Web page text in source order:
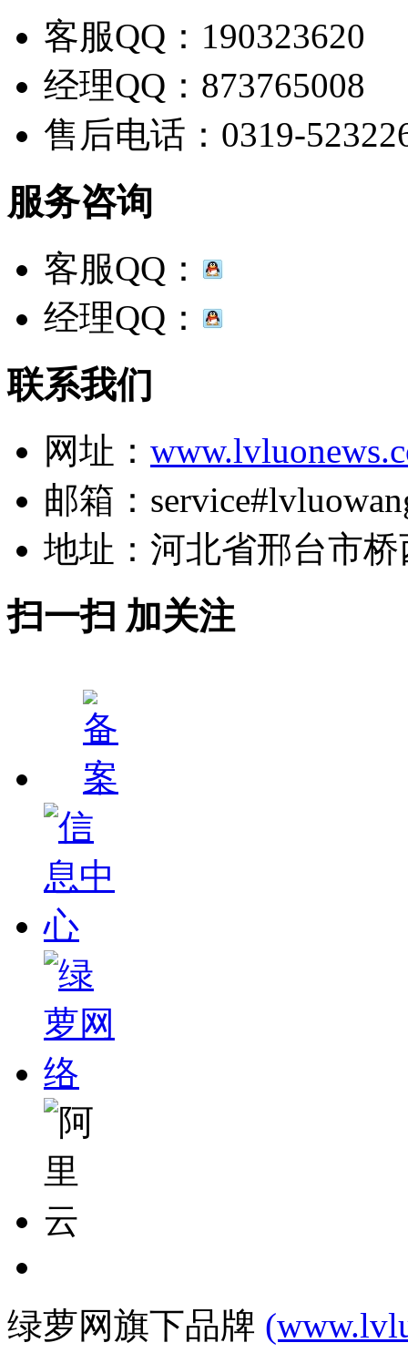
客服QQ：190323620
经理QQ：873765008
售后电话：0319-
服务咨询
客服QQ：
经理QQ：
联系我们
网址：
邮箱：
地址：河北省邢台市
扫一扫 加关注
绿萝网旗下品牌